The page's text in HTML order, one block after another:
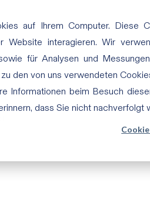
auf Ihrem Computer. Diese
Website interagieren. Wir
für Analysen und
den von uns verwendeten
Informationen beim Besuch
dass Sie nicht nachverfolgt